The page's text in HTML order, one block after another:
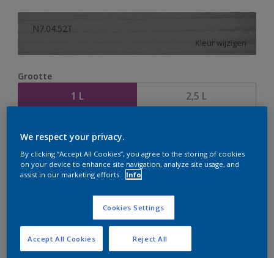
N7.04.52T
Kleur wijzigen
Grootte
1 L 2,5 L
Op dit moment is het niet mogelijk dit product online
te bestellen. Houd de website in de gaten, we werken
er hard aan om de voorraad aan te vullen.
We respect your privacy.
By clicking “Accept All Cookies”, you agree to the storing of cookies
on your device to enhance site navigation, analyze site usage, and
assist in our marketing efforts.
Info
Cookies Settings
Reject All
Accept All Cookies